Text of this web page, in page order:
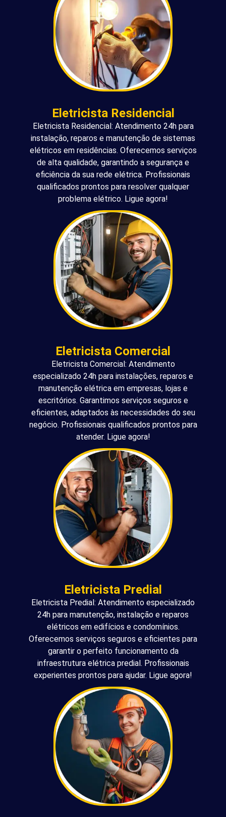
Eletricista Residencial
Eletricista Residencial: Atendimento 24h para
instalação, reparos e manutenção de sistemas
elétricos em residências. Oferecemos serviços
de alta qualidade, garantindo a segurança e
eficiência da sua rede elétrica. Profissionais
qualificados prontos para resolver qualquer
problema elétrico. Ligue agora!
Eletricista Comercial
Eletricista Comercial: Atendimento
especializado 24h para instalações, reparos e
manutenção elétrica em empresas, lojas e
escritórios. Garantimos serviços seguros e
eficientes, adaptados às necessidades do seu
negócio. Profissionais qualificados prontos para
atender. Ligue agora!
Eletricista Predial
Eletricista Predial: Atendimento especializado
24h para manutenção, instalação e reparos
elétricos em edifícios e condomínios.
Oferecemos serviços seguros e eficientes para
garantir o perfeito funcionamento da
infraestrutura elétrica predial. Profissionais
experientes prontos para ajudar. Ligue agora!